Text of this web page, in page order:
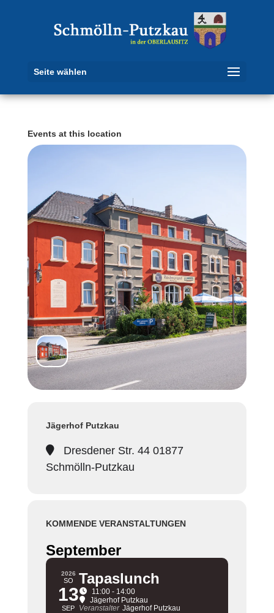
Seite wählen
Events at this location
Jägerhof Putzkau
Dresdener Str. 44 01877
Schmölln-Putzkau
KOMMENDE VERANSTALTUNGEN
September
2026
SO
13
SEP
Tapaslunch
11:00 - 14:00
Jägerhof Putzkau
Veranstalter Jägerhof Putzkau